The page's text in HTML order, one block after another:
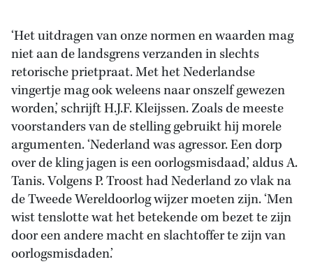
‘Het uitdragen van onze normen en waarden mag
niet aan de landsgrens verzanden in slechts
retorische prietpraat. Met het Nederlandse
vingertje mag ook weleens naar onszelf gewezen
worden,’ schrijft H.J.F. Kleijssen. Zoals de meeste
voorstanders van de stelling gebruikt hij morele
argumenten. ‘Nederland was agressor. Een dorp
over de kling jagen is een oorlogsmisdaad,’ aldus A.
Tanis. Volgens P. Troost had Nederland zo vlak na
de Tweede Wereldoorlog wijzer moeten zijn. ‘Men
wist tenslotte wat het betekende om bezet te zijn
door een andere macht en slachtoffer te zijn van
oorlogsmisdaden.’